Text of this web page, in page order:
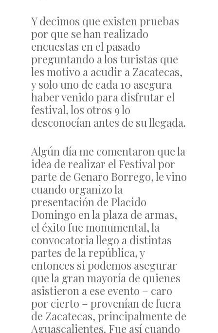
Y decimos que existen pruebas
por que se han realizado
encuestas en el pasado
preguntando a los turistas que
les motivo a acudir a Zacatecas,
y solo uno de cada 10 asegura
haber venido para disfrutar el
festival, los otros 9 lo
desconocían antes de su llegada.
Algún día me comentaron que la
idea de realizar el Festival por
parte de Genaro Borrego, le vino
cuando organizo la
presentación de Placido
Domingo en la plaza de armas,
el éxito fue monumental, la
convocatoria llego a distintas
partes de la república, y
entonces si podemos asegurar
que la gran mayoría de quienes
asistieron a ese evento – caro
por cierto – provenían de fuera
de Zacatecas, principalmente de
Aguascalientes. Fue así cuando